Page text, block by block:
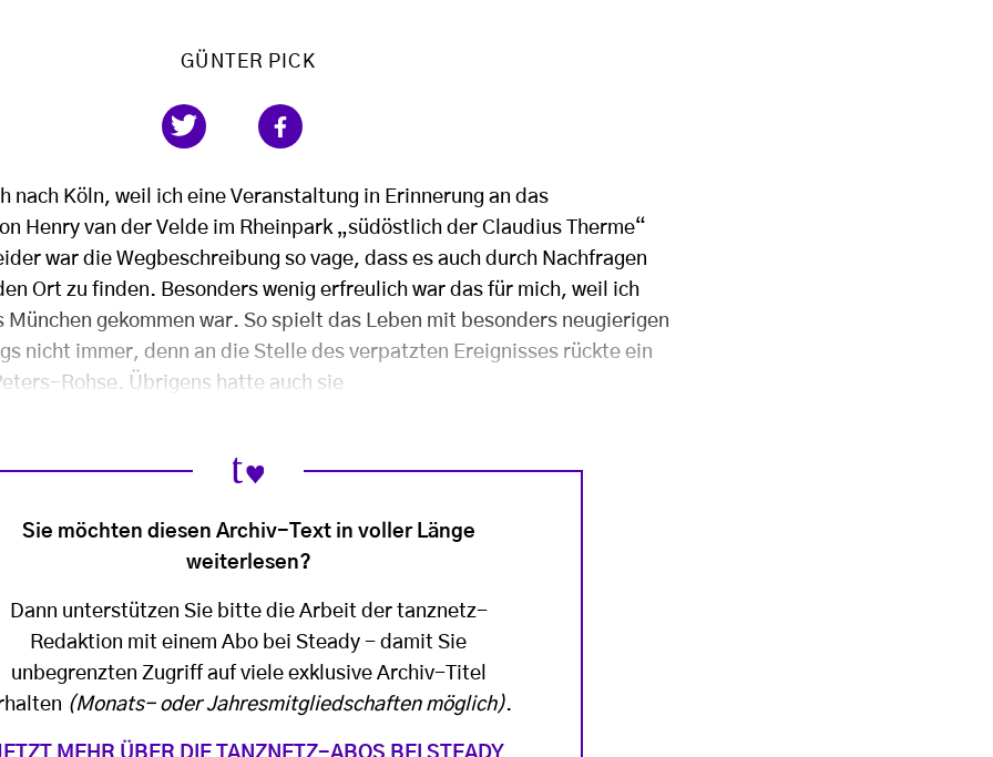
GÜNTER PICK
nach Köln, weil ich eine Veranstaltung in Erinnerung an das
Henry van der Velde im Rheinpark „südöstlich der Claudius Therme“
war die Wegbeschreibung so vage, dass es auch durch Nachfragen
Ort zu finden. Besonders wenig erfreulich war das für mich, weil ich
München gekommen war. So spielt das Leben mit besonders neugierigen
nicht immer, denn an die Stelle des verpatzten Ereignisses rückte ein
Rohse. Übrigens hatte auch sie
Sie möchten diesen Archiv-Text in voller Länge
weiterlesen?
Dann unterstützen Sie bitte die Arbeit der tanznetz-
Redaktion mit einem Abo bei Steady - damit Sie
unbegrenzten Zugriff auf viele exklusive Archiv-Titel
(Monats- oder Jahresmitgliedschaften möglich).